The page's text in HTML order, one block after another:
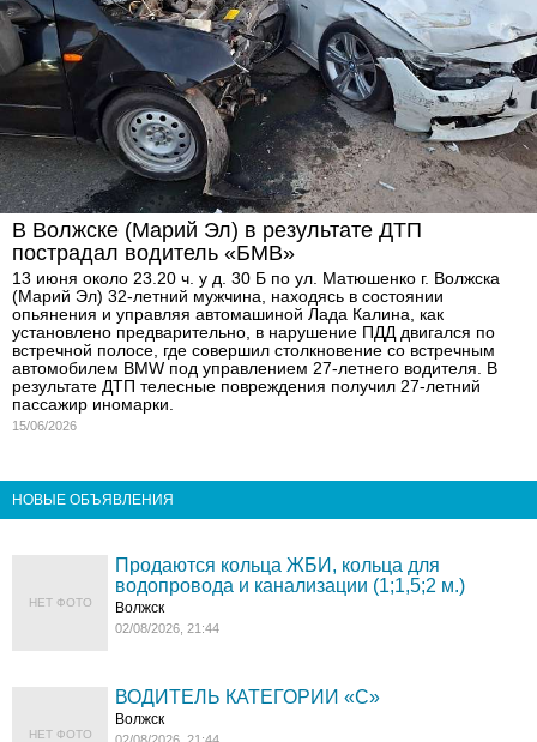
В Волжске (Марий Эл) в результате ДТП
пострадал водитель «БМВ»
13 июня около 23.20 ч. у д. 30 Б по ул. Матюшенко г. Волжска
(Марий Эл) 32-летний мужчина, находясь в состоянии
опьянения и управляя автомашиной Лада Калина, как
установлено предварительно, в нарушение ПДД двигался по
встречной полосе, где совершил столкновение со встречным
автомобилем BMW под управлением 27-летнего водителя. В
результате ДТП телесные повреждения получил 27-летний
пассажир иномарки.
15/06/2026
НОВЫЕ ОБЪЯВЛЕНИЯ
НЕТ ФОТО
Продаются кольца ЖБИ, кольца для
водопровода и канализации (1;1,5;2 м.)
Волжск
02/08/2026, 21:44
НЕТ ФОТО
ВОДИТЕЛЬ КАТЕГОРИИ «C»
Волжск